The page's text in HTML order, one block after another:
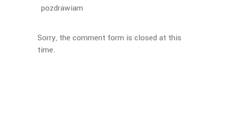
pozdrawiam
Sorry, the comment form is closed at this
time.